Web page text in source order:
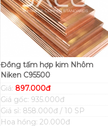
Đồng tấm hợp kim Nhôm
Niken C95500
Giá: 897.000đ
Giá gốc: 935.000đ
Giá sỉ: 858.000đ / 10 SP
Hoa hồng: 20.000đ